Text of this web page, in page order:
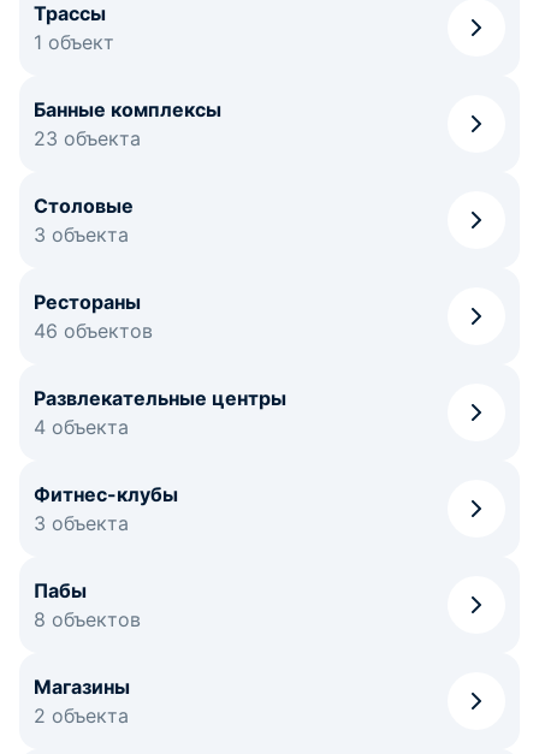
Трассы
1 объект
Банные комплексы
23 объекта
Столовые
3 объекта
Рестораны
46 объектов
Развлекательные центры
4 объекта
Фитнес-клубы
3 объекта
Пабы
8 объектов
Магазины
2 объекта